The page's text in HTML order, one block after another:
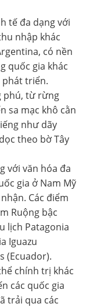
tế đa dạng với
nhập khác
có nền
quốc gia khác
phát triển.
phú, từ rừng
sa mạc khô cằn
như dãy
theo bờ Tây
với văn hóa đa
gia ở Nam Mỹ
Các điểm
Ruộng bậc
lịch Patagonia
Iguazu
(Ecuador).
chính trị khác
các quốc gia
trải qua các